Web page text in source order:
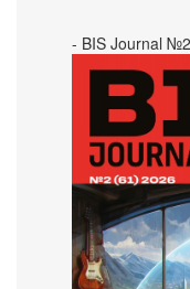
- BIS Journal